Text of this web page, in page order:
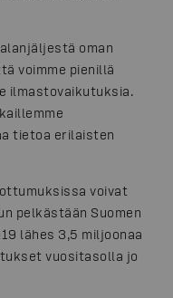
oman
voimme pienillä
ilmastovaikutuksia.
tietoa erilaisten
voivat
pelkästään Suomen
lähes 3,5 miljoonaa
vuositasolla jo